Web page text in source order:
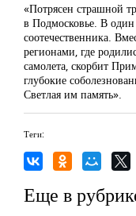
«Потрясен страшной
в Подмосковье. В
соотечественника.
регионами, где
самолета, скорбит
глубокие
Светлая им память».
Теги:
Еще в